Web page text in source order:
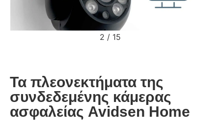
2 / 15
Τα πλεονεκτήματα της
συνδεδεμένης κάμερας
ασφαλείας Avidsen Home